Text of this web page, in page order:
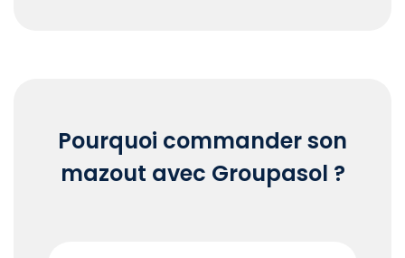
Pourquoi commander son
mazout avec Groupasol ?